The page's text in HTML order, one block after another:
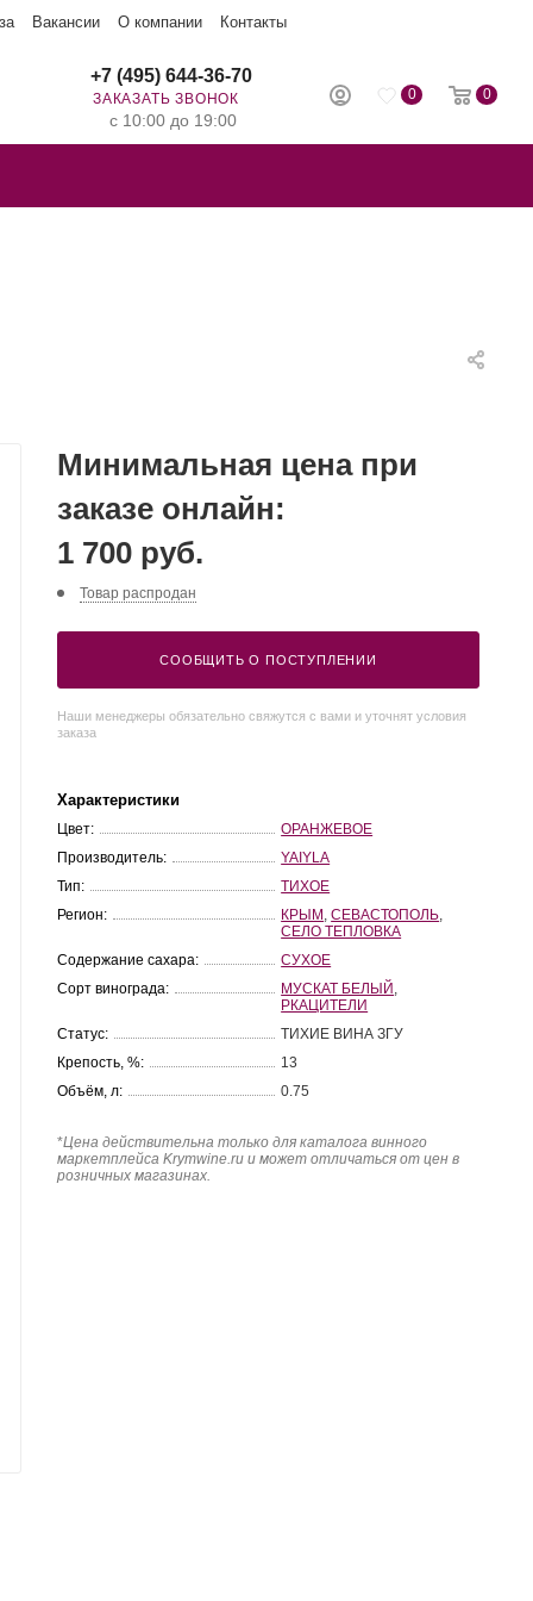
Вакансии О компании Контакты
0 0
+7 (495) 644-36-70
ЗАКАЗАТЬ ЗВОНОК
с 10:00 до 19:00
Минимальная цена при
заказе онлайн:
1 700 руб.
Товар распродан
СООБЩИТЬ О ПОСТУПЛЕНИИ
Наши менеджеры обязательно свяжутся с вами и уточнят условия
заказа
Характеристики
Цвет:
ОРАНЖЕВОЕ
Производитель:
YAIYLA
Тип:
ТИХОЕ
Регион:
КРЫМ ,СЕВАСТОПОЛЬ
СЕЛО ТЕПЛОВКА
Содержание сахара:
СУХОЕ
Сорт винограда:
МУСКАТ БЕЛЫЙ
РКАЦИТЕЛИ
Статус:
ТИХИЕ ВИНА ЗГУ
Крепость, %:
13
Объём, л:
0.75
*Цена действительна только для каталога винного
маркетплейса Krymwine.ru и может отличаться от цен в
розничных магазинах.